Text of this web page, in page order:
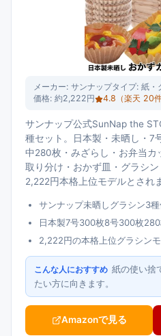
メーカー: サンナップタイプ: 紙・
価格: 約2,222円 4.8 （楽天 20
サンナップ公式SunNap the
種セット。日本製・未晒し・
中280枚・みざらし・お弁当カ
取り分け・おかず皿・グラシ
2,222円本格上位モデルとされ
サンナップ未晒しグラシン3種
日本製7号300枚8号300枚
2,222円の本格上位グラシン
こんな人におすすめ 紙の使い捨
たい方に向きます。
Amazonで見る